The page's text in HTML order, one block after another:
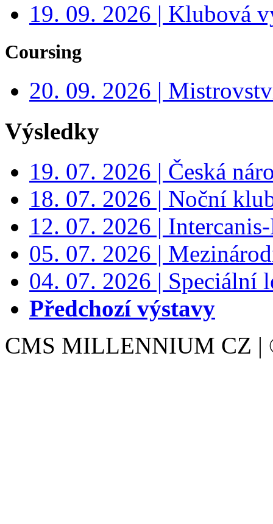
19. 09. 2026 | Klubová
Coursing
20. 09. 2026 |
Výsledky
19. 07. 2026 | Česká
18. 07. 2026 | Noční
12. 07. 2026 |
05. 07. 2026 |
04. 07. 2026 | Speciální
Předchozí výstavy
CMS MILLENNIUM CZ |